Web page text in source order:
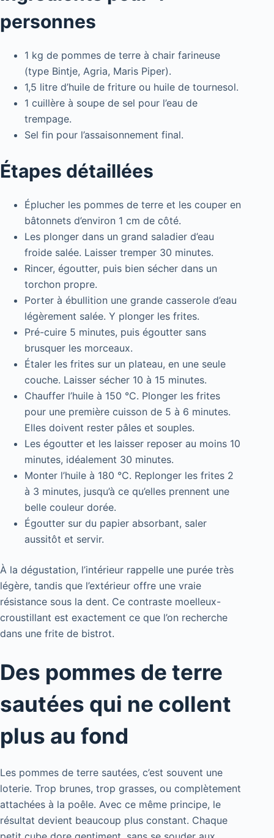
personnes
1 kg de pommes de terre à chair farineuse
(type Bintje, Agria, Maris Piper).
1,5 litre d’huile de friture ou huile de tournesol.
1 cuillère à soupe de sel pour l’eau de
trempage.
Sel fin pour l’assaisonnement final.
Étapes détaillées
Éplucher les pommes de terre et les couper en
bâtonnets d’environ 1 cm de côté.
Les plonger dans un grand saladier d’eau
froide salée. Laisser tremper 30 minutes.
Rincer, égoutter, puis bien sécher dans un
torchon propre.
Porter à ébullition une grande casserole d’eau
légèrement salée. Y plonger les frites.
Pré-cuire 5 minutes, puis égoutter sans
brusquer les morceaux.
Étaler les frites sur un plateau, en une seule
couche. Laisser sécher 10 à 15 minutes.
Chauffer l’huile à 150 °C. Plonger les frites
pour une première cuisson de 5 à 6 minutes.
Elles doivent rester pâles et souples.
Les égoutter et les laisser reposer au moins 10
minutes, idéalement 30 minutes.
Monter l’huile à 180 °C. Replonger les frites 2
à 3 minutes, jusqu’à ce qu’elles prennent une
belle couleur dorée.
Égoutter sur du papier absorbant, saler
aussitôt et servir.
À la dégustation, l’intérieur rappelle une purée très
légère, tandis que l’extérieur offre une vraie
résistance sous la dent. Ce contraste moelleux-
croustillant est exactement ce que l’on recherche
dans une frite de bistrot.
Des pommes de terre
sautées qui ne collent
plus au fond
Les pommes de terre sautées, c’est souvent une
loterie. Trop brunes, trop grasses, ou complètement
attachées à la poêle. Avec ce même principe, le
résultat devient beaucoup plus constant. Chaque